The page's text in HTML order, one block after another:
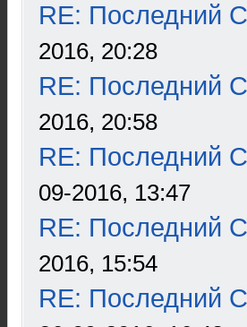
RE: Последний
2016, 20:28
RE: Последний
2016, 20:58
RE: Последний
09-2016, 13:47
RE: Последний
2016, 15:54
RE: Последний